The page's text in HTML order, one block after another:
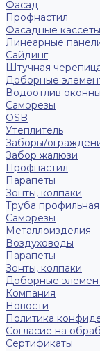
Фасад
Профнастил
Фасадные кассеты
Линеарные
Сайдинг
Штучная
Доборные
Водоотлив
Саморезы
OSB
Утеплитель
Заборы/
Забор жалюзи
Профнастил
Парапеты
Зонты, колпаки
Труба профильная
Саморезы
Металлоизделия
Воздуховоды
Парапеты
Зонты, колпаки
Доборные
Компания
Новости
Политика
Согласие на
Сертификаты